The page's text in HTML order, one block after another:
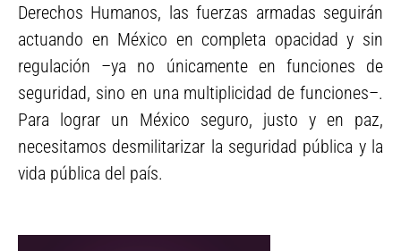
Derechos Humanos, las fuerzas armadas seguirán
actuando en México en completa opacidad y sin
regulación –ya no únicamente en funciones de
seguridad, sino en una multiplicidad de funciones–.
Para lograr un México seguro, justo y en paz,
necesitamos desmilitarizar la seguridad pública y la
vida pública del país.